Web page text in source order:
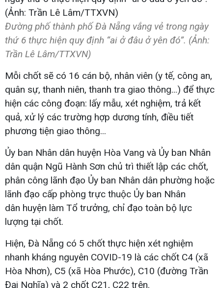
Đường phố thành phố Đà Nẵng vắng vẻ trong ngày
thứ 6 thực hiện quy định “ai ở đâu ở yên đó”. (Ảnh:
Trần Lê Lâm/TTXVN)
Mỗi chốt sẽ có 16 cán bộ, nhân viên (y tế, công an,
quân sự, thanh niên, thanh tra giao thông...) để thực
hiện các công đoạn: lấy mẫu, xét nghiệm, trả kết
quả, xử lý các trường hợp dương tính, điều tiết
phương tiện giao thông...
Ủy ban Nhân dân huyện Hòa Vang và Ủy ban Nhân
dân quận Ngũ Hành Sơn chủ trì thiết lập các chốt,
phân công lãnh đạo Ủy ban Nhân dân phường hoặc
lãnh đạo cấp phòng trực thuộc Ủy ban Nhân
dân huyện làm Tổ trưởng, chỉ đạo toàn bộ lực
lượng tại chốt.
Hiện, Đà Nẵng có 5 chốt thực hiện xét nghiệm
nhanh kháng nguyên COVID-19 là các chốt C4 (xã
Hòa Nhơn), C5 (xã Hòa Phước), C10 (đường Trần
Đại Nghĩa) và 2 chốt C21, C22 trên.